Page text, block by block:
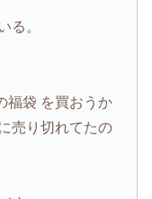
る。
福袋 を買おうか
売り切れてたの